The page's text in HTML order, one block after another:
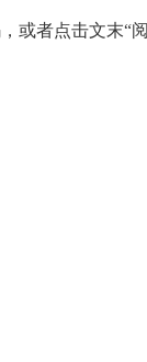
或者点击文末“